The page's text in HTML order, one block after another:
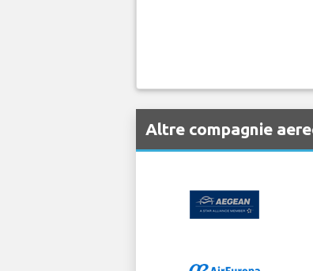
Altre compagnie